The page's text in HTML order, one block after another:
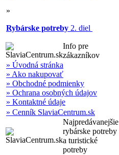
»
Rybárske potreby 2. diel
Info pre
zákazníkov
» Úvodná stránka
» Ako nakupovať
» Obchodné podmienky
» Ochrana osobných údajov
» Kontaktné údaje
» Cenník SlaviaCentrum.sk
Najpredávanejšie
rybárske potreby
a turistické
potreby